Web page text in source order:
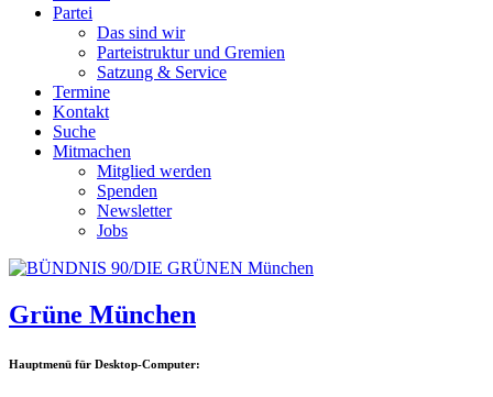
Partei
Das sind wir
Parteistruktur und Gremien
Satzung & Service
Termine
Kontakt
Suche
Mitmachen
Mitglied werden
Spenden
Newsletter
Jobs
Grüne München
Hauptmenü für Desktop-Computer: